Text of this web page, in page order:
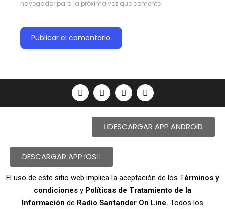
navegador para la próxima vez que comente.
DESCARGAR APP ANDROID
DESCARGAR APP IOS
El uso de este sitio web implica la aceptación de los Términos y
condiciones y Políticas de Tratamiento de la
Información de Radio Santander On Line. Todos los